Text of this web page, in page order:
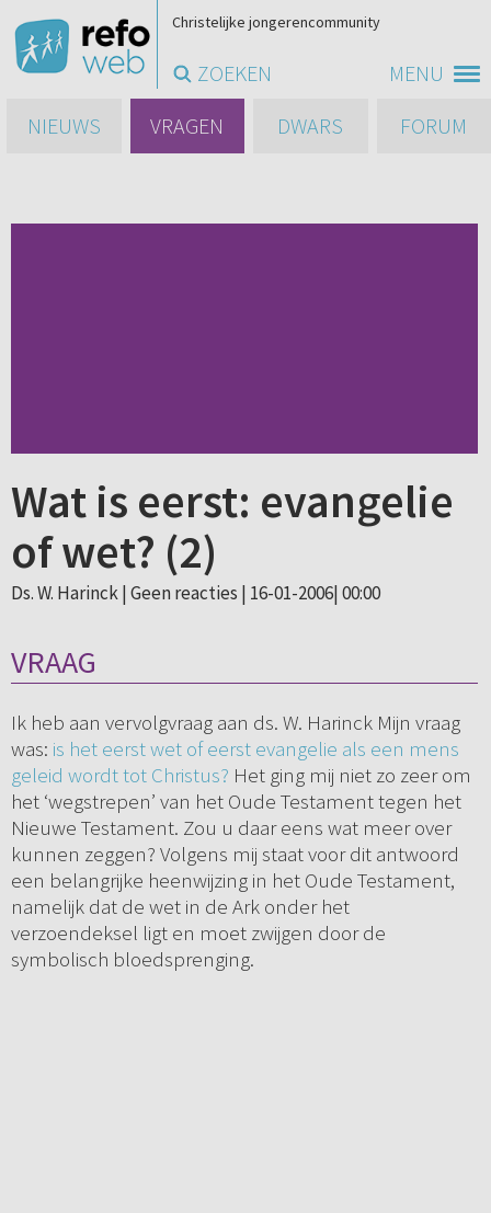
MENU
Christelijke jongerencommunity
ZOEKEN
NIEUWS
VRAGEN DWARS FORUM
Wat is eerst: evangelie
of wet? (2)
Ds. W. Harinck | Geen reacties | 16-01-2006| 00:00
VRAAG
Ik heb aan vervolgvraag aan ds. W. Harinck Mijn vraag
was: is het eerst wet of eerst evangelie als een mens
geleid wordt tot Christus? Het ging mij niet zo zeer om
het ‘wegstrepen’ van het Oude Testament tegen het
Nieuwe Testament. Zou u daar eens wat meer over
kunnen zeggen? Volgens mij staat voor dit antwoord
een belangrijke heenwijzing in het Oude Testament,
namelijk dat de wet in de Ark onder het
verzoendeksel ligt en moet zwijgen door de
symbolisch bloedsprenging.